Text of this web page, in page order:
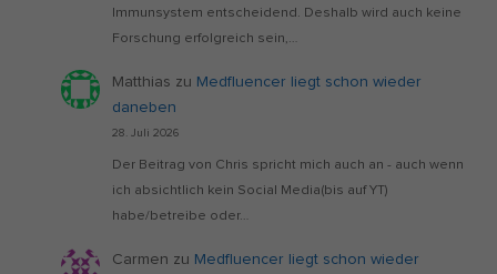
Immunsystem entscheidend. Deshalb wird auch keine
Forschung erfolgreich sein,…
Matthias zu Medfluencer liegt schon wieder
daneben
28. Juli 2026
Der Beitrag von Chris spricht mich auch an - auch wenn
ich absichtlich kein Social Media(bis auf YT)
habe/betreibe oder…
Carmen zu Medfluencer liegt schon wieder